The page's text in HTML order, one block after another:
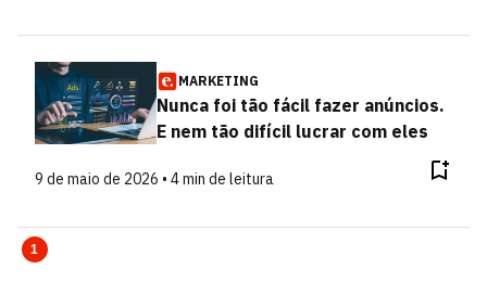
MARKETING
Nunca foi tão fácil fazer anúncios.
E nem tão difícil lucrar com eles
9 de maio de 2026 • 4 min de leitura
1